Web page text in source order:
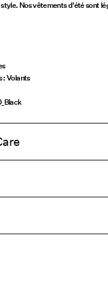
Nos vêtements d'été sont
: Volants